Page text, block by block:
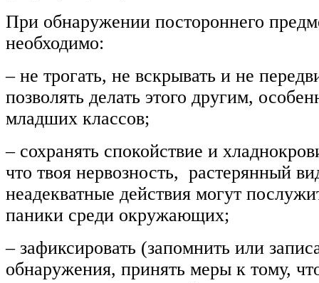
При обнаружении постороннего
необходимо:
– не трогать, не вскрывать и не
позволять делать этого другим,
младших классов;
– сохранять спокойствие и
что твоя нервозность, растерянный
неадекватные действия могут
паники среди окружающих;
– зафиксировать (запомнить или
обнаружения, принять меры к тому,